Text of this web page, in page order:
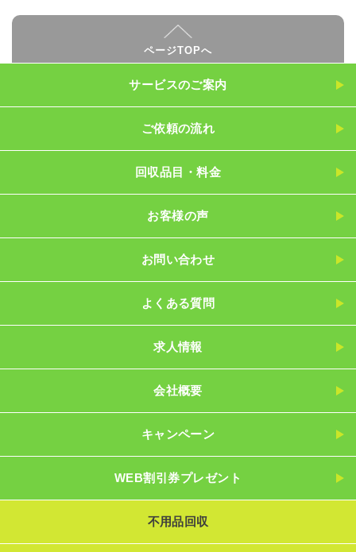
ページTOPへ
サービスのご案内
ご依頼の流れ
回収品目・料金
お客様の声
お問い合わせ
よくある質問
求人情報
会社概要
キャンペーン
WEB割引券プレゼント
不用品回収